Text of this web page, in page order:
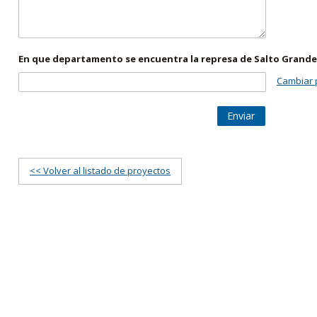
En que departamento se encuentra la represa de Salto
Cambiar
Enviar
<< Volver al listado de proyectos